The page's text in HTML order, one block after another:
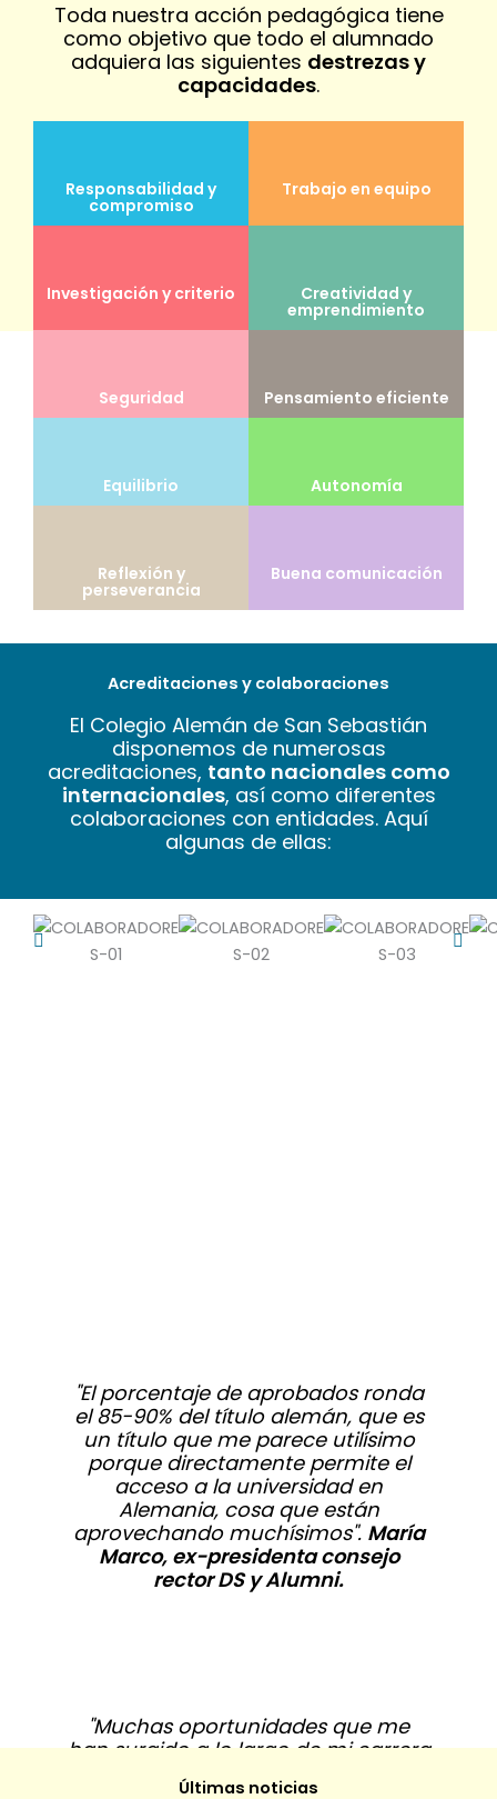
Toda nuestra acción pedagógica tiene
como objetivo que todo el alumnado
adquiera las siguientes destrezas y
capacidades.
Responsabilidad y
compromiso
Trabajo en equipo
Investigación y criterio Creatividad y
emprendimiento
Seguridad Pensamiento eficiente
Equilibrio Autonomía
Reflexión y
perseverancia
Buena comunicación
Acreditaciones y colaboraciones
El Colegio Alemán de San Sebastián
disponemos de numerosas
acreditaciones, tanto nacionales como
internacionales, así como diferentes
colaboraciones con entidades. Aquí
algunas de ellas:
"El porcentaje de aprobados ronda
el 85-90% del título alemán, que es
un título que me parece utilísimo
porque directamente permite el
acceso a la universidad en
Alemania, cosa que están
aprovechando muchísimos". María
Marco, ex-presidenta consejo
rector DS y Alumni.
"Muchas oportunidades que me
han surgido a lo largo de mi carrera
profesional han venido de la mano
Últimas noticias